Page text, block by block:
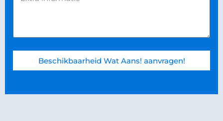
Beschikbaarheid Wat Aans! aanvragen!